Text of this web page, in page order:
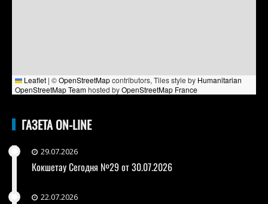
Leaflet | ©OpenStreetMapcontributors, Tiles style by Humanitarian
OpenStreetMap Teamhosted byOpenStreetMap France
ГАЗЕТА ON-LINE
29.07.2026
Кокшетау Сегодня №29 от 30.07.2026
22.07.2026